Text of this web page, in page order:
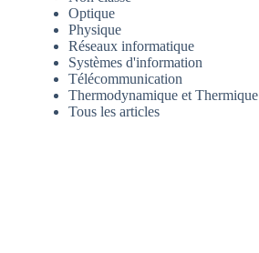
Optique
Physique
Réseaux informatique
Systèmes d'information
Télécommunication
Thermodynamique et Thermique
Tous les articles